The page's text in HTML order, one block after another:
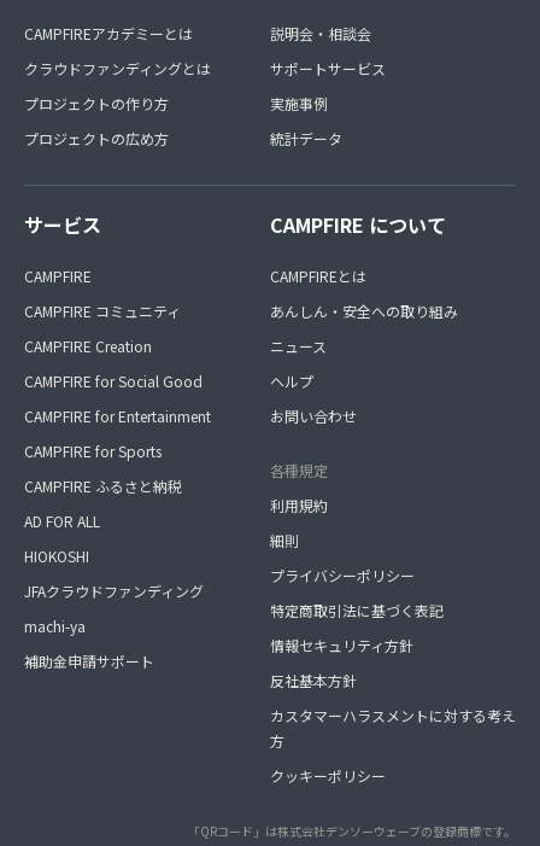
CAMPFIREアカデミーとは
クラウドファンディングとは
プロジェクトの作り方
プロジェクトの広め方
説明会・相談会
サポートサービス
実施事例
統計データ
サービス
CAMPFIRE
CAMPFIRE コミュニティ
CAMPFIRE Creation
CAMPFIRE for Social Good
CAMPFIRE for Entertainment
CAMPFIRE for Sports
CAMPFIRE ふるさと納税
AD FOR ALL
HIOKOSHI
JFAクラウドファンディング
machi-ya
補助金申請サポート
CAMPFIRE について
CAMPFIREとは
あんしん・安全への取り組み
ニュース
ヘルプ
お問い合わせ
各種規定
利用規約
細則
プライバシーポリシー
特定商取引法に基づく表記
情報セキュリティ方針
反社基本方針
カスタマーハラスメントに対する考え
方
クッキーポリシー
「QRコード」は株式会社デンソーウェーブの登録商標です。